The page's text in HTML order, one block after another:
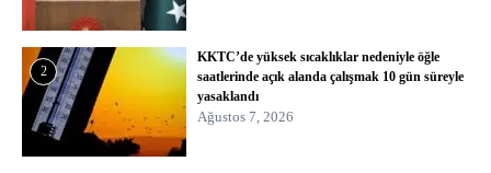
2
KKTC’de yüksek sıcaklıklar nedeniyle öğle
saatlerinde açık alanda çalışmak 10 gün süreyle
yasaklandı
Ağustos 7, 2026